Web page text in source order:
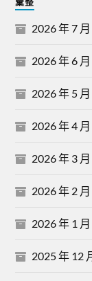
2026 年 7 月
2026 年 6 月
2026 年 5 月
2026 年 4 月
2026 年 3 月
2026 年 2 月
2026 年 1 月
2025 年 12